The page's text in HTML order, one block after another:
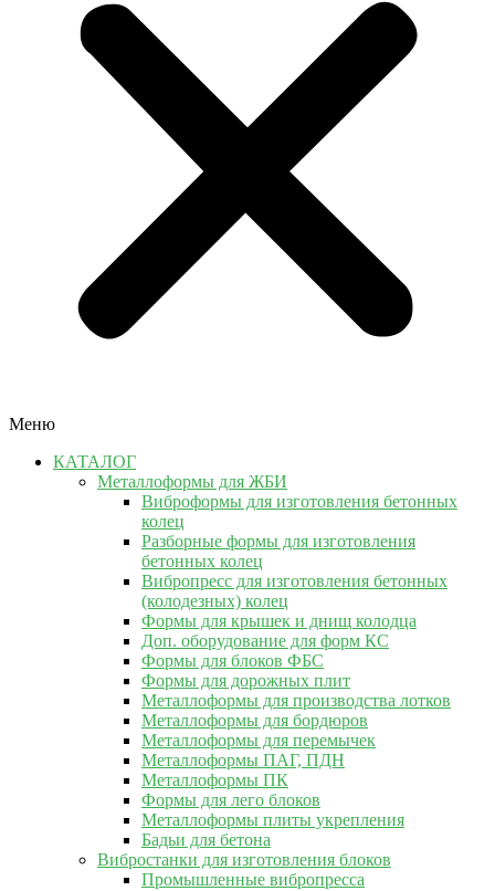
Меню
КАТАЛОГ
Металлоформы для ЖБИ
Виброформы для изготовления бетонных
колец
Разборные формы для изготовления
бетонных колец
Вибропресс для изготовления бетонных
(колодезных) колец
Формы для крышек и днищ колодца
Доп. оборудование для форм КС
Формы для блоков ФБС
Формы для дорожных плит
Металлоформы для производства лотков
Металлоформы для бордюров
Металлоформы для перемычек
Металлоформы ПАГ, ПДН
Металлоформы ПК
Формы для лего блоков
Металлоформы плиты укрепления
Бадьи для бетона
Вибростанки для изготовления блоков
Промышленные вибропресса